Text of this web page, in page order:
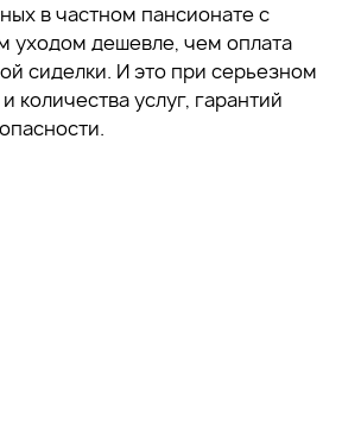
в частном пансионате с
уходом дешевле, чем оплата
сиделки. И это при серьезном
количества услуг, гарантий